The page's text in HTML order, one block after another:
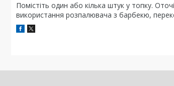
Помістіть один або кілька штук у топку.
використання розпалювача з барбекю,